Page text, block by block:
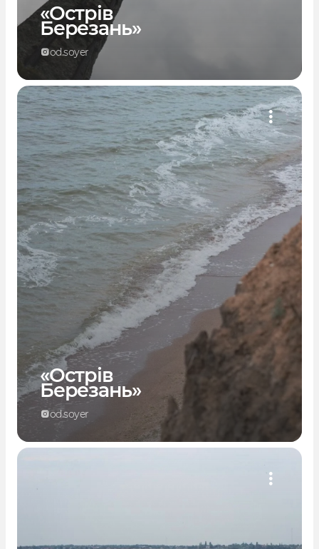
«Острів
Березань»
od.soyer
«Острів
Березань»
od.soyer